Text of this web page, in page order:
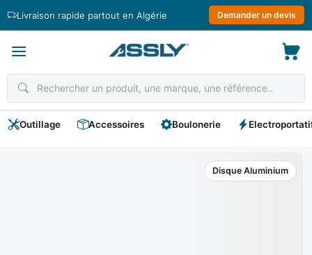
Livraison rapide partout en Algérie Demander un devis
Outillage Accessoires Boulonerie
Disque Aluminium